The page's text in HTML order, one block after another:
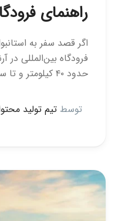
راهنمای
حدود ۴۰ کیلومتر و تا سلطان‌احمد ۴۵ کیلومتر است. فرودگاه استانبول با دسترسی آسان به مترو، […]
توسط تیم تولید